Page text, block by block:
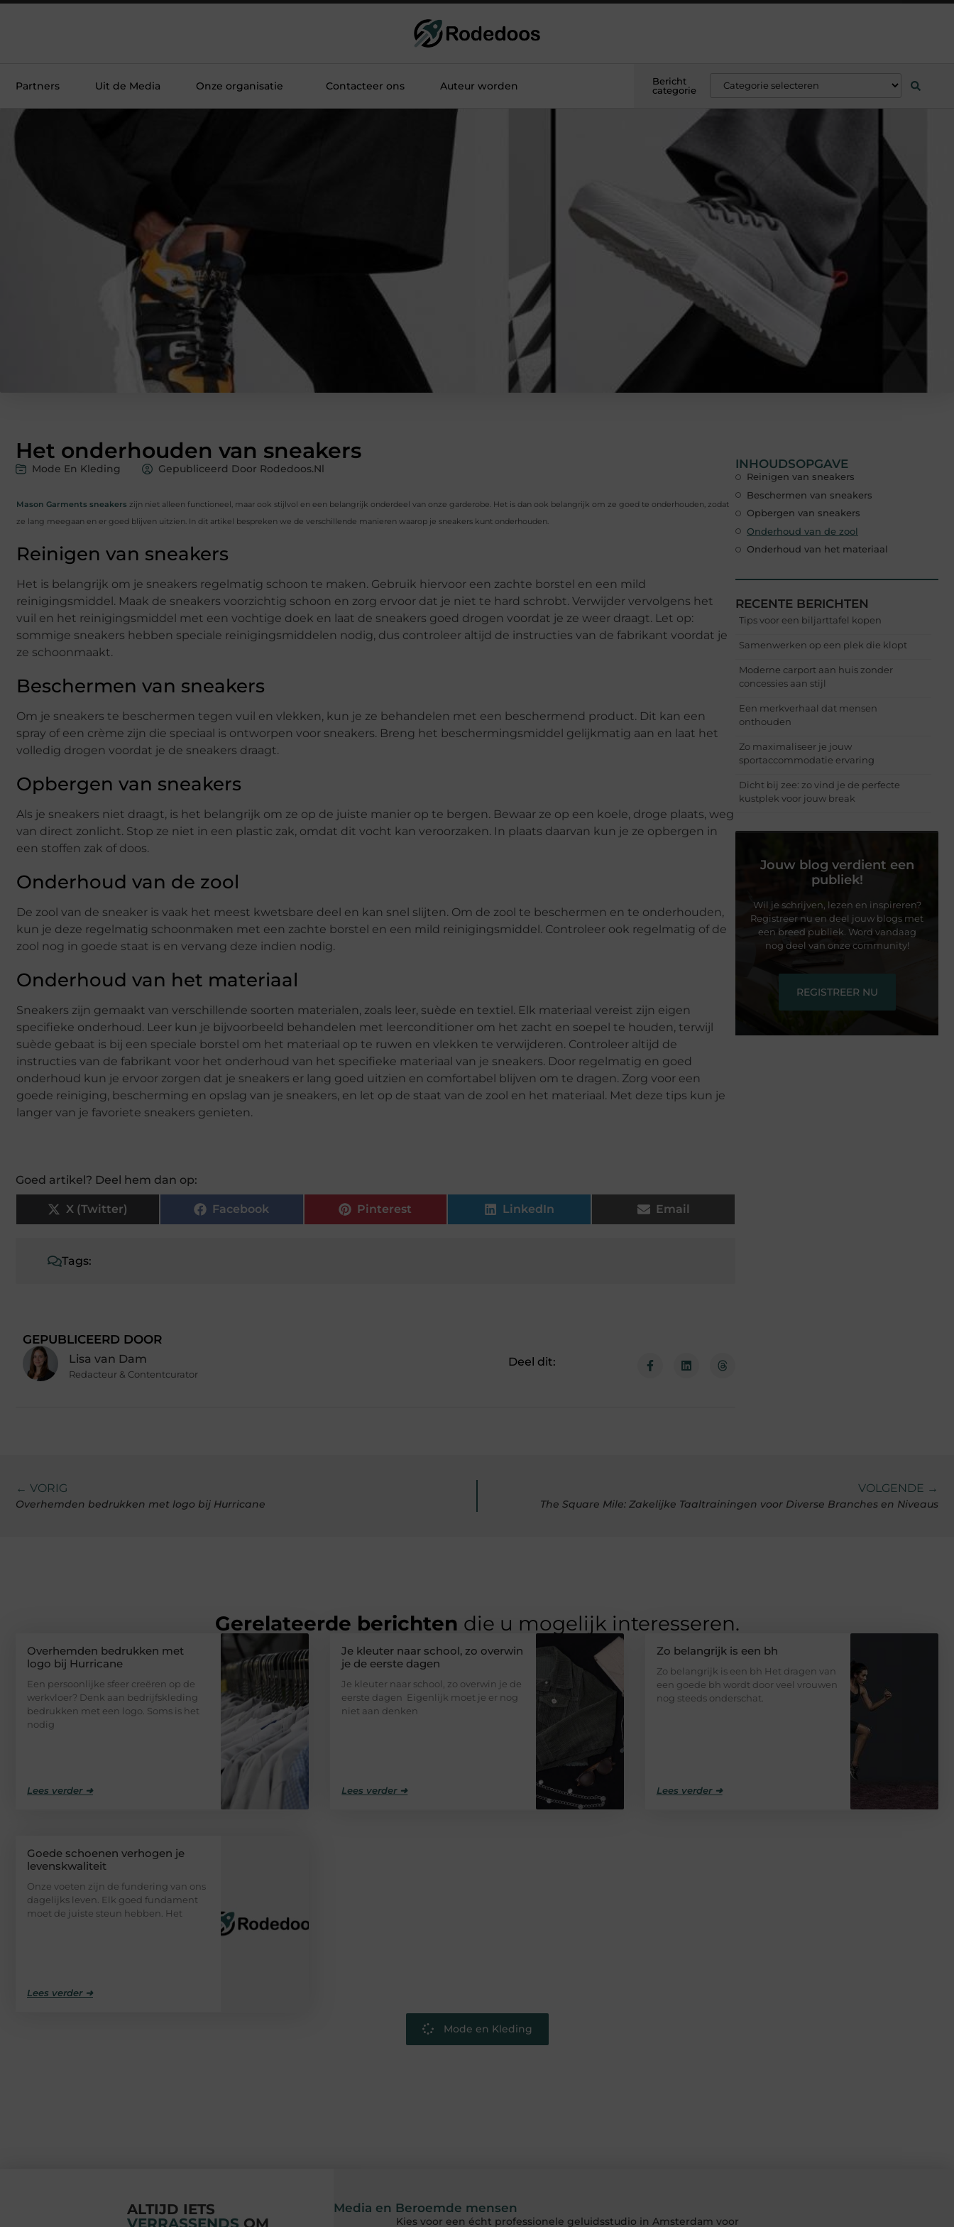
Partners Uit de Media Onze organisatie Contacteer ons Auteur worden
Bericht
categorie
Het onderhouden van sneakers
Mode En Kleding Gepubliceerd Door Rodedoos.nl
Mason Garments sneakers zijn niet alleen functioneel, maar ook stijlvol en een belangrijk onderdeel van onze garderobe. Het is dan ook belangrijk om ze goed te onderhouden, zodat
ze lang meegaan en er goed blijven uitzien. In dit artikel bespreken we de verschillende manieren waarop je sneakers kunt onderhouden.
Reinigen van sneakers
Het is belangrijk om je sneakers regelmatig schoon te maken. Gebruik hiervoor een zachte borstel en een mild
reinigingsmiddel. Maak de sneakers voorzichtig schoon en zorg ervoor dat je niet te hard schrobt. Verwijder vervolgens het
vuil en het reinigingsmiddel met een vochtige doek en laat de sneakers goed drogen voordat je ze weer draagt. Let op:
sommige sneakers hebben speciale reinigingsmiddelen nodig, dus controleer altijd de instructies van de fabrikant voordat je
ze schoonmaakt.
Beschermen van sneakers
Om je sneakers te beschermen tegen vuil en vlekken, kun je ze behandelen met een beschermend product. Dit kan een
spray of een crème zijn die speciaal is ontworpen voor sneakers. Breng het beschermingsmiddel gelijkmatig aan en laat het
volledig drogen voordat je de sneakers draagt.
Opbergen van sneakers
Als je sneakers niet draagt, is het belangrijk om ze op de juiste manier op te bergen. Bewaar ze op een koele, droge plaats, weg
van direct zonlicht. Stop ze niet in een plastic zak, omdat dit vocht kan veroorzaken. In plaats daarvan kun je ze opbergen in
een stoffen zak of doos.
Onderhoud van de zool
De zool van de sneaker is vaak het meest kwetsbare deel en kan snel slijten. Om de zool te beschermen en te onderhouden,
kun je deze regelmatig schoonmaken met een zachte borstel en een mild reinigingsmiddel. Controleer ook regelmatig of de
zool nog in goede staat is en vervang deze indien nodig.
Onderhoud van het materiaal
Sneakers zijn gemaakt van verschillende soorten materialen, zoals leer, suède en textiel. Elk materiaal vereist zijn eigen
specifieke onderhoud. Leer kun je bijvoorbeeld behandelen met leerconditioner om het zacht en soepel te houden, terwijl
suède gebaat is bij een speciale borstel om het materiaal op te ruwen en vlekken te verwijderen. Controleer altijd de
instructies van de fabrikant voor het onderhoud van het specifieke materiaal van je sneakers. Door regelmatig en goed
onderhoud kun je ervoor zorgen dat je sneakers er lang goed uitzien en comfortabel blijven om te dragen. Zorg voor een
goede reiniging, bescherming en opslag van je sneakers, en let op de staat van de zool en het materiaal. Met deze tips kun je
langer van je favoriete sneakers genieten.
Goed artikel? Deel hem dan op:
X (Twitter) Facebook Pinterest LinkedIn Email
Tags:
GEPUBLICEERD DOOR
Lisa van Dam
Redacteur & Contentcurator
Deel dit:
INHOUDSOPGAVE
Reinigen van sneakers
Beschermen van sneakers
Opbergen van sneakers
Onderhoud van de zool
Onderhoud van het materiaal
RECENTE BERICHTEN
Tips voor een biljarttafel kopen
Samenwerken op een plek die klopt
Moderne carport aan huis zonder
concessies aan stijl
Een merkverhaal dat mensen
onthouden
Zo maximaliseer je jouw
sportaccommodatie ervaring
Dicht bij zee: zo vind je de perfecte
kustplek voor jouw break
Jouw blog verdient een
publiek!
Wil je schrijven, lezen en inspireren?
Registreer nu en deel jouw blogs met
een breed publiek. Word vandaag
nog deel van onze community!
REGISTREER NU
← VORIG
Overhemden bedrukken met logo bij Hurricane
VOLGENDE →
The Square Mile: Zakelijke Taaltrainingen voor Diverse Branches en Niveaus
Gerelateerde berichten die u mogelijk interesseren.
Overhemden bedrukken met
logo bij Hurricane
Een persoonlijke sfeer creëren op de
werkvloer? Denk aan bedrijfskleding
bedrukken met een logo. Soms is het
nodig
Lees verder ➜
Je kleuter naar school, zo overwin
je de eerste dagen
Je kleuter naar school, zo overwin je de
eerste dagen Eigenlijk moet je er nog
niet aan denken
Lees verder ➜
Zo belangrijk is een bh
Zo belangrijk is een bh Het dragen van
een goede bh wordt door veel vrouwen
nog steeds onderschat.
Lees verder ➜
Goede schoenen verhogen je
levenskwaliteit
Onze voeten zijn de fundering van ons
dagelijks leven. Elk goed fundament
moet de juiste steun hebben. Het
Lees verder ➜
Mode en Kleding
ALTIJD IETS
Media en Beroemde mensen
Kies voor een écht professionele geluidsstudio in Amsterdam voor